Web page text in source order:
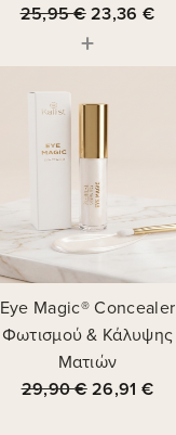
25,95€23,36€
+
Eye Magic® Concealer
Φωτισμού & Κάλυψης
Ματιών
29,90€26,91€